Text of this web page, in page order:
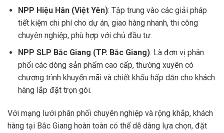
NPP Hiệu Hân (Việt Yên): Tập trung vào các giải pháp
tiết kiệm chi phí cho dự án, giao hàng nhanh, thi công
chuyên nghiệp, phù hợp với chủ đầu tư.
NPP SLP Bắc Giang (TP. Bắc Giang): Là đơn vị phân
phối các dòng sản phẩm cao cấp, thường xuyên có
chương trình khuyến mãi và chiết khấu hấp dẫn cho khách
hàng lắp đặt trọn gói.
Với mạng lưới phân phối chuyên nghiệp và rộng khắp, khách
hàng tại Bắc Giang hoàn toàn có thể dễ dàng lựa chọn, đặt